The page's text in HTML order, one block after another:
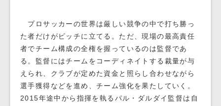
プロサッカーの世界は厳しい競争の中で打ち勝っ
た者だけがピッチに立てる。ただ、現場の最高責任
者でチーム構成の全権を握っているのは監督であ
る。監督にはチームをコーディネイトする裁量が与
えられ、クラブが定めた資金と照らし合わせながら
選手獲得などを進め、チーム強化を果たしていく。
2015年途中から指揮を執るパル・ダルダイ監督は自